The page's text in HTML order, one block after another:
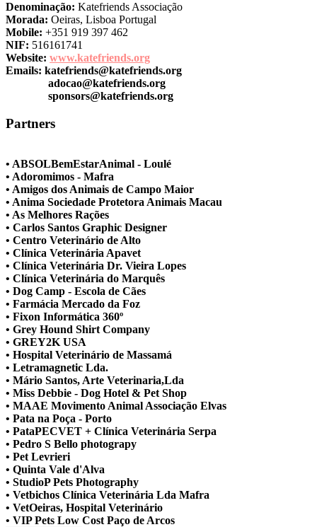
Denominação: Katefriends Associação
Morada: Oeiras, Lisboa Portugal
Mobile: +351 919 397 462
NIF: 516161741
Website: www.katefriends.org
Emails: katefriends@katefriends.org
adocao@katefriends.org
sponsors@katefriends.org
Partners
• ABSOLBemEstarAnimal - Loulé
• Adoromimos - Mafra
• Amigos dos Animais de Campo Maior
• Anima Sociedade Protetora Animais Macau
• As Melhores Rações
• Carlos Santos Graphic Designer
• Centro Veterinário de Alto
• Clínica Veterinária Apavet
• Clínica Veterinária Dr. Vieira Lopes
• Clínica Veterinária do Marquês
• Dog Camp - Escola de Cães
• Farmácia Mercado da Foz
• Fixon Informática 360º
• Grey Hound Shirt Company
• GREY2K USA
• Hospital Veterinário de Massamá
• Letramagnetic Lda.
• Mário Santos, Arte Veterinaria,Lda
• Miss Debbie - Dog Hotel & Pet Shop
• MAAE Movimento Animal Associação Elvas
• Pata na Poça - Porto
• PataPECVET + Clínica Veterinária Serpa
• Pedro S Bello photograpy
• Pet Levrieri
• Quinta Vale d'Alva
• StudioP Pets Photography
• Vetbichos Clínica Veterinária Lda Mafra
• VetOeiras, Hospital Veterinário
• VIP Pets Low Cost Paço de Arcos